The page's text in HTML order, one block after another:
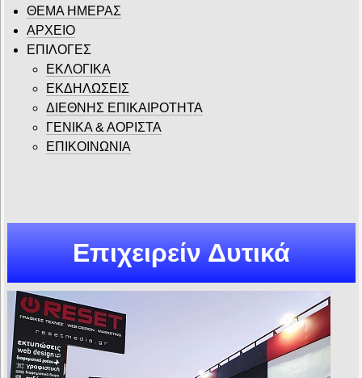
ΘΕΜΑ ΗΜΕΡΑΣ
ΑΡΧΕΙΟ
ΕΠΙΛΟΓΕΣ
ΕΚΛΟΓΙΚΑ
ΕΚΔΗΛΩΣΕΙΣ
ΔΙΕΘΝΗΣ ΕΠΙΚΑΙΡΟΤΗΤΑ
ΓΕΝΙΚΑ & ΑΟΡΙΣΤΑ
ΕΠΙΚΟΙΝΩΝΙΑ
Επιχειρείν Δυτικά